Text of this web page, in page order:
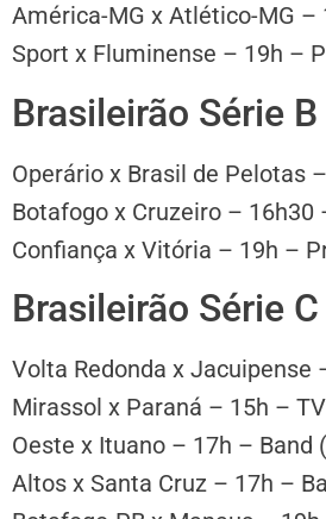
América-MG x Atlético-MG –
Sport x Fluminense – 19h –
Brasileirão Série B
Operário x Brasil de Pelotas
Botafogo x Cruzeiro – 16h30
Confiança x Vitória – 19h –
Brasileirão Série C
Volta Redonda x Jacuipense
Mirassol x Paraná – 15h –
Oeste x Ituano – 17h – Band
Altos x Santa Cruz – 17h –